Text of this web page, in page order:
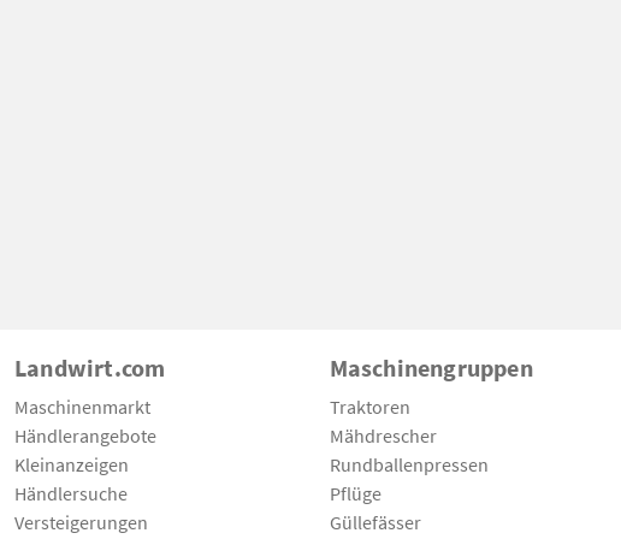
Landwirt.com
Maschinenmarkt
Händlerangebote
Kleinanzeigen
Händlersuche
Versteigerungen
Maschinengruppen
Traktoren
Mähdrescher
Rundballenpressen
Pflüge
Güllefässer